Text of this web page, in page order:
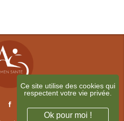
Ce site utilise des cookies qui
respectent votre vie privée.
Ok pour moi !